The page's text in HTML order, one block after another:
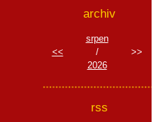
archiv
<<
srpen
/
2026
>>
rss